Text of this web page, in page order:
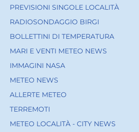
PREVISIONI SINGOLE LOCALITÀ
RADIOSONDAGGIO BIRGI
BOLLETTINI DI TEMPERATURA
MARI E VENTI METEO NEWS
IMMAGINI NASA
METEO NEWS
ALLERTE METEO
TERREMOTI
METEO LOCALITÀ - CITY NEWS